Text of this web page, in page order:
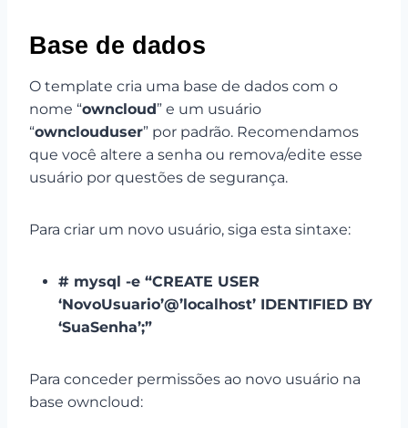
Base de dados
O template cria uma base de dados com o
nome “owncloud” e um usuário
“ownclouduser” por padrão. Recomendamos
que você altere a senha ou remova/edite esse
usuário por questões de segurança.
Para criar um novo usuário, siga esta sintaxe:
# mysql -e “CREATE USER
‘NovoUsuario’@’localhost’ IDENTIFIED BY
‘SuaSenha’;”
Para conceder permissões ao novo usuário na
base owncloud: